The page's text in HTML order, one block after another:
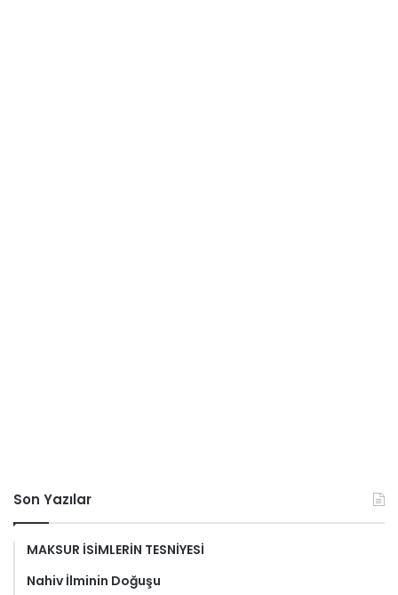
Son Yazılar
MAKSUR İSİMLERİN TESNİYESİ
Nahiv İlminin Doğuşu